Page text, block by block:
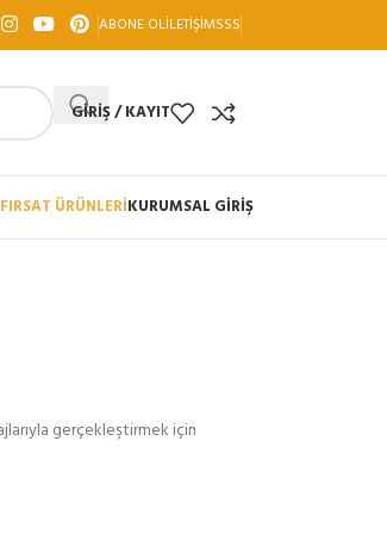
ABONE OLİLETIŞIMSSS
GIRIŞ / KAYIT
FIRSAT ÜRÜNLERİKURUMSAL GİRİŞ
gerçekleştirmek için